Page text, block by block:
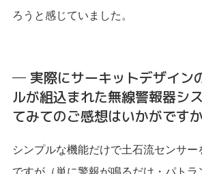
ろうと感じていました。
─ 実際にサーキットデザイン
ルが組込まれた無線警報器シ
てみてのご感想はいかがです
シンプルな機能だけで土石流センサ
ですが（単に警報が鳴るだけ・パトラ